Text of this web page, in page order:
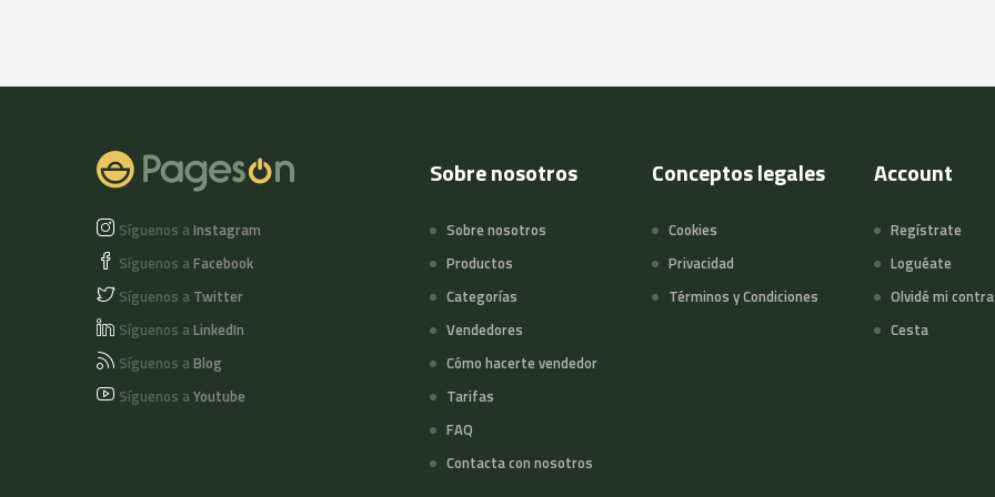
Síguenos aInstagram
Síguenos aFacebook
Síguenos a Twitter
Síguenos aLinkedIn
Síguenos aBlog
Síguenos aYoutube
Sobre nosotros
Sobre nosotros
Productos
Categorías
Vendedores
Cómo hacerte vendedor
Tarifas
FAQ
Contacta con nosotros
Conceptos legales
Cookies
Privacidad
Términos y Condiciones
Account
Regístrate
Loguéate
Olvidé mi
Cesta